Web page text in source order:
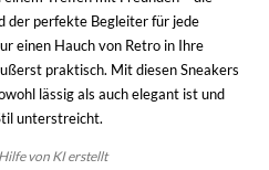
der perfekte Begleiter für jede
einen Hauch von Retro in Ihre
praktisch. Mit diesen Sneakers
lässig als auch elegant ist und
unterstreicht.
von KI erstellt